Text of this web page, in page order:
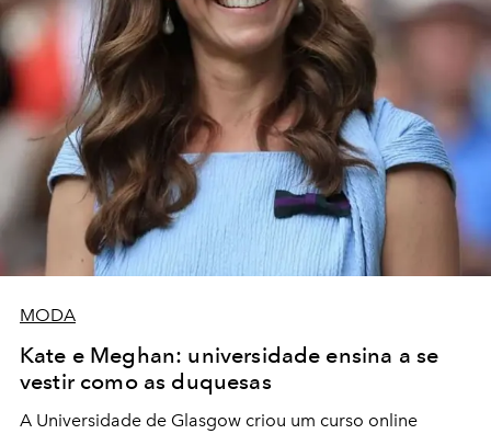
MODA
Kate e Meghan: universidade ensina a se
vestir como as duquesas
A Universidade de Glasgow criou um curso online